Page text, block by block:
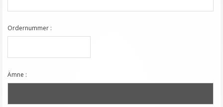
Ordernummer :
Ämne :